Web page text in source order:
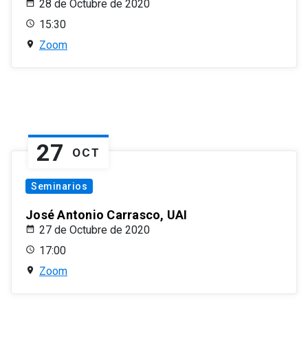
28 de Octubre de 2020
15:30
Zoom
27 OCT
Seminarios
José Antonio Carrasco, UAI
27 de Octubre de 2020
17:00
Zoom